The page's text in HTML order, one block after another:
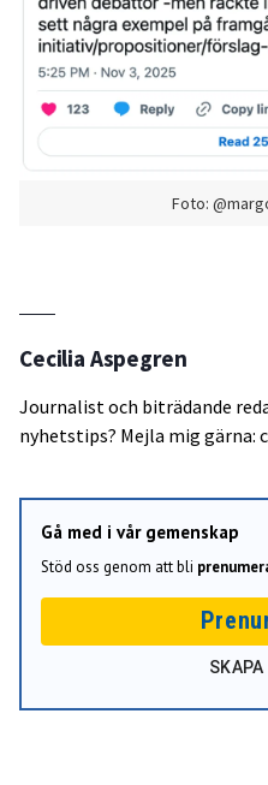
Foto:
Cecilia Aspegren
Journalist och biträdande
nyhetstips? Mejla mig gärna:
Gå med i vår gemenskap
Stöd oss genom att bli